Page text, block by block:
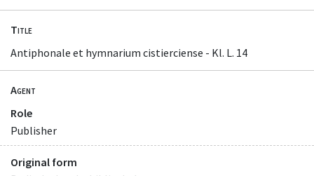
Title
Antiphonale et hymnarium cistierciense - Kl. L. 14
Agent
Role
Publisher
Original form